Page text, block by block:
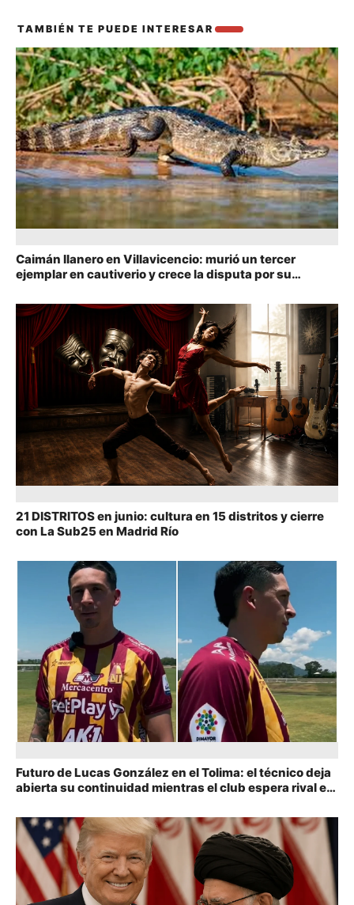
TAMBIÉN TE PUEDE INTERESAR
También te puede interesar
Caimán llanero en Villavicencio: murió un tercer
ejemplar en cautiverio y crece la disputa por su
21 DISTRITOS en junio: cultura en 15 distritos y cierre
con La Sub25 en Madrid Río
Futuro de Lucas González en el Tolima: el técnico deja
abierta su continuidad mientras el club espera rival en